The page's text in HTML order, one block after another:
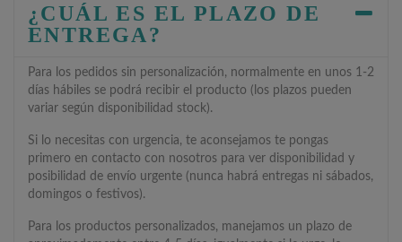
¿CUÁL ES EL PLAZO DE
ENTREGA?
Para los pedidos sin personalización, normalmente en unos 1-2
días hábiles se podrá recibir el producto (los plazos pueden
variar según disponibilidad stock).
Si lo necesitas con urgencia, te aconsejamos te pongas
primero en contacto con nosotros para ver disponibilidad y
posibilidad de envío urgente (nunca habrá entregas ni sábados,
domingos o festivos).
Para los productos personalizados, manejamos un plazo de